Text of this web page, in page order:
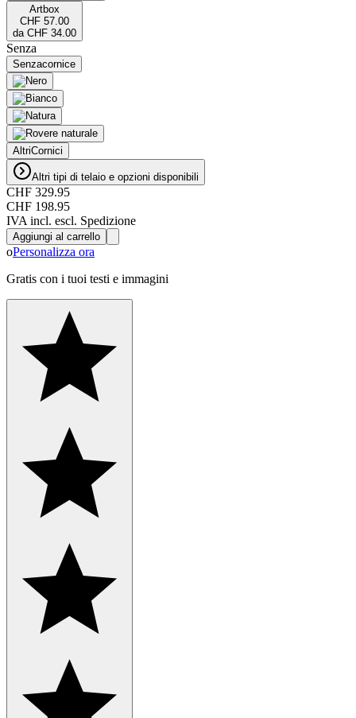
Artbox
CHF 57.00
da CHF 34.00
Senza
Senzacornice
AltriCornici
Altri tipi di telaio e opzioni disponibili
CHF 329.95
CHF 198.95
IVA incl. escl. Spedizione
Aggiungi al carrello
oPersonalizza ora
Gratis con i tuoi testi e immagini